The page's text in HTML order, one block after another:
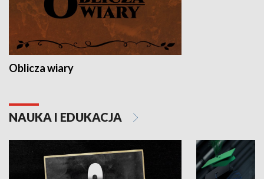
Oblicza wiary
NAUKA I EDUKACJA